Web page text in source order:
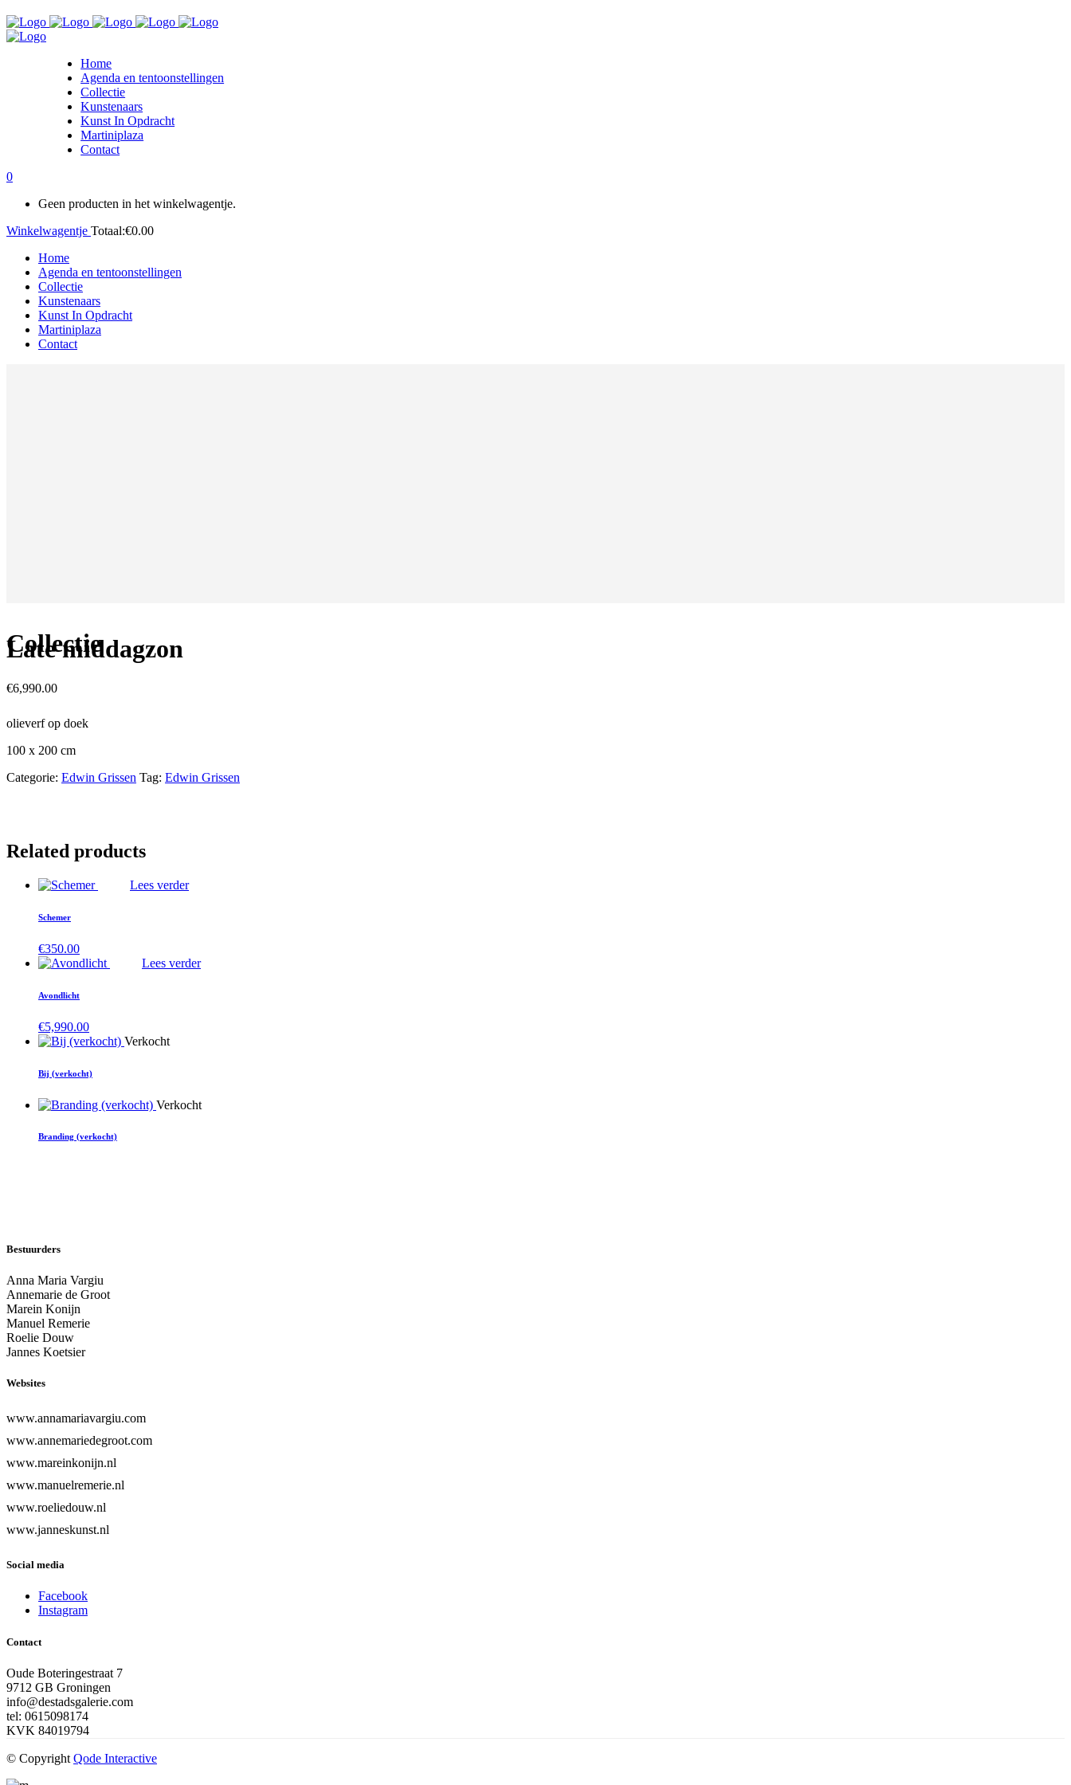
Home
Agenda en tentoonstellingen
Collectie
Kunstenaars
Kunst In Opdracht
Martiniplaza
Contact
0
Geen producten in het winkelwagentje.
Winkelwagentje Totaal:€0.00
Home
Agenda en tentoonstellingen
Collectie
Kunstenaars
Kunst In Opdracht
Martiniplaza
Contact
Collectie
Late middagzon
€6,990.00
olieverf op doek
100 x 200 cm
Categorie: Edwin Grissen Tag: Edwin Grissen
Related products
Lees verder
Schemer
€350.00
Lees verder
Avondlicht
€5,990.00
Verkocht
Bij (verkocht)
Verkocht
Branding (verkocht)
Bestuurders
Anna Maria Vargiu
Annemarie de Groot
Marein Konijn
Manuel Remerie
Roelie Douw
Jannes Koetsier
Websites
www.annamariavargiu.com
www.annemariedegroot.com
www.mareinkonijn.nl
www.manuelremerie.nl
www.roeliedouw.nl
www.janneskunst.nl
Social media
Facebook
Instagram
Contact
Oude Boteringestraat 7
9712 GB Groningen
info@destadsgalerie.com
tel: 0615098174
KVK 84019794
© Copyright Qode Interactive